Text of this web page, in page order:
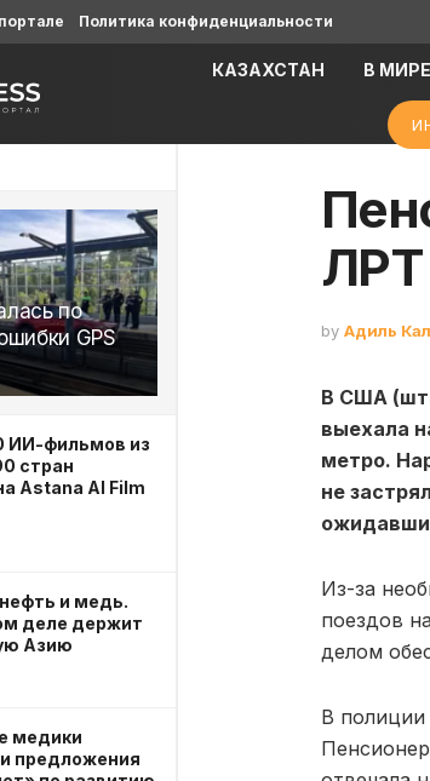
по
GPS
ИИ-фильмов из
стран
Astana AI Film
и медь.
деле держит
Азию
медики
предложения
Политика конфиденциальности
КАЗАХСТАН В МИРЕ
ЛРТ
by Адиль
В США
выехала
метро.
не
Из-за
поездов
делом
В полиции